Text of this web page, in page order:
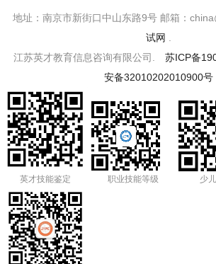
地址：南京市新街口中山东路9号 邮箱：
试网
江苏英才教育信息咨询有限公司. 苏ICP备
安备32010202010900号
英才技能鉴定 职业技能等级 少